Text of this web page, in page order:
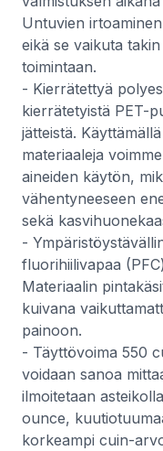
Untuvien
eikä se vaikuta
toimintaan.
- Kierrätettyä
kierrätetyistä PET-
jätteistä.
materiaaleja
aineiden käytön,
vähentyneeseen
sekä
-
fluorihiilivapaa
Materiaalin
kuivana
painoon.
- Täyttövoima 550
voidaan sanoa
ilmoitetaan
ounce,
korkeampi cuin-